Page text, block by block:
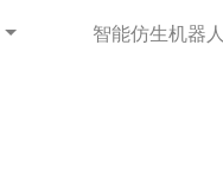
智能仿生机器人